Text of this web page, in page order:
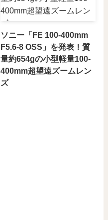
ソニー「FE 100-400mm
F5.6-8 OSS」を発表！質
量約654gの小型軽量100-
400mm超望遠ズームレン
ズ